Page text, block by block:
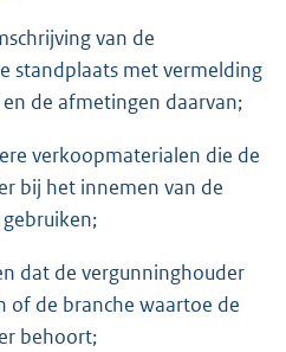
van de
standplaats met vermelding
de afmetingen daarvan;
verkoopmaterialen die de
bij het innemen van de
dat de vergunninghouder
of de branche waartoe de
behoort;